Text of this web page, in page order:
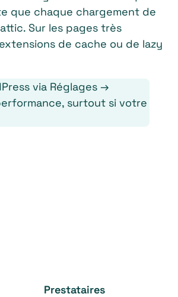
que chaque chargement de
Sur les pages très
de cache ou de lazy
via Réglages →
surtout si votre
Prestataires